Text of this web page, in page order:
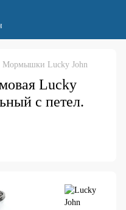
Мормышки Lucky John
Lucky
с петел.